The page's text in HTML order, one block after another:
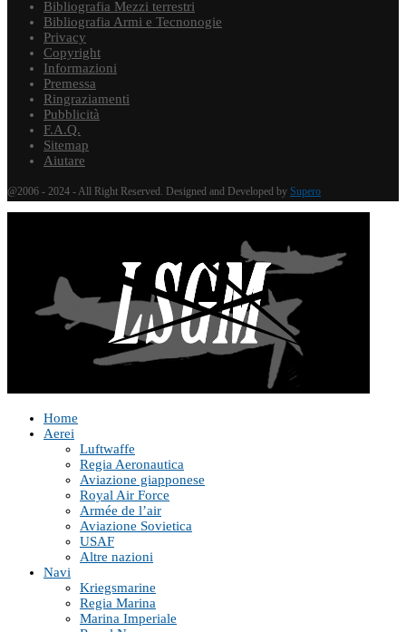
Bibliografia Mezzi terrestri
Bibliografia Armi e Tecnonogie
Privacy
Copyright
Informazioni
Premessa
Ringraziamenti
Pubblicità
F.A.Q.
Sitemap
Aiutare
@2006 - 2024 - All Right Reserved. Designed and Developed by Supero
Home
Aerei
Luftwaffe
Regia Aeronautica
Aviazione giapponese
Royal Air Force
Armée de l’air
Aviazione Sovietica
USAF
Altre nazioni
Navi
Kriegsmarine
Regia Marina
Marina Imperiale